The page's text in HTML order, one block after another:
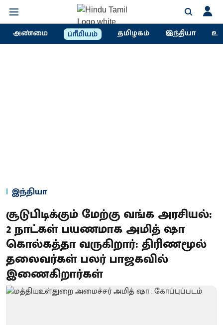
அண்மை ப்ரீமியம் தமிழகம் இந்தியா
இந்தியா
சூடுபிடிக்கும் மேற்கு வங்க அரசியல்:
2 நாட்கள் பயணமாக அமித் ஷா
கொல்கத்தா வருகிறார்: திரிணமூல்
தலைவர்கள் பலர் பாஜகவில்
இணைகிறார்கள்